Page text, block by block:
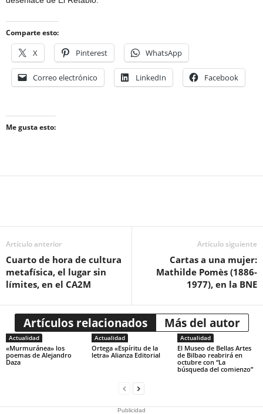
Comparte esto:
X Pinterest WhatsApp
Correo electrónico LinkedIn Facebook
Me gusta esto:
Artículo anterior
Cuarto de hora de cultura
metafísica, el lugar sin
límites, en el CA2M
Artículo siguiente
Cartas a una mujer:
Mathilde Pomès (1886-
1977), en la BNE
Artículos relacionados Más del autor
Actualidad
«Murmuránea» los
poemas de Alejandro
Daza
Actualidad
Ortega «Espíritu de la
letra» Alianza Editorial
Actualidad
El Museo de Bellas Artes
de Bilbao reabrirá en
octubre con “La
búsqueda del comienzo”
Publicidad